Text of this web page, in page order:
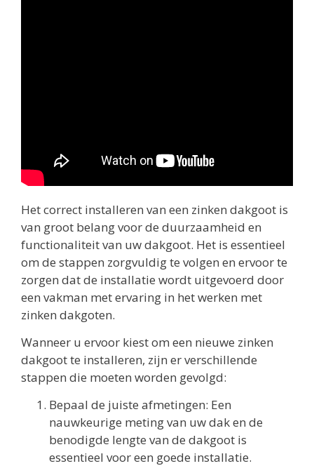
Het correct installeren van een zinken dakgoot is
van groot belang voor de duurzaamheid en
functionaliteit van uw dakgoot. Het is essentieel
om de stappen zorgvuldig te volgen en ervoor te
zorgen dat de installatie wordt uitgevoerd door
een vakman met ervaring in het werken met
zinken dakgoten.
Wanneer u ervoor kiest om een nieuwe zinken
dakgoot te installeren, zijn er verschillende
stappen die moeten worden gevolgd:
Bepaal de juiste afmetingen: Een
nauwkeurige meting van uw dak en de
benodigde lengte van de dakgoot is
essentieel voor een goede installatie.